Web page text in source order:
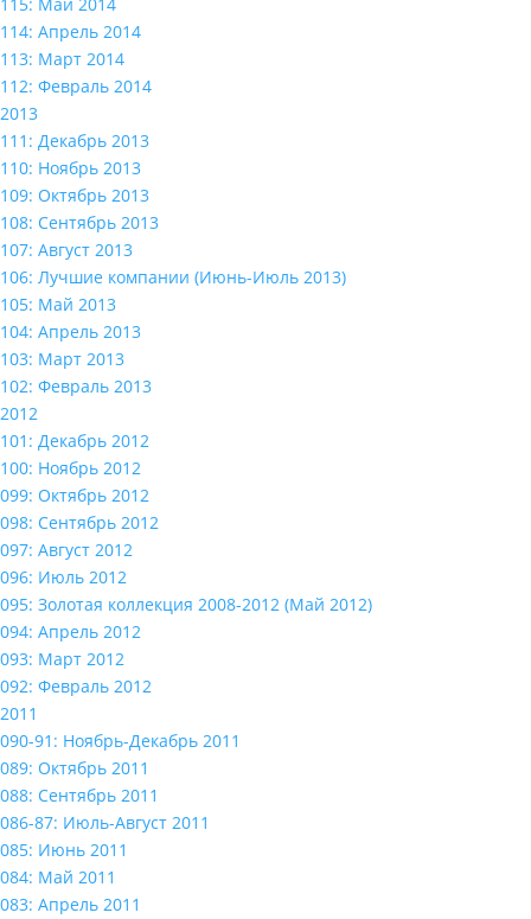
114: Апрель 2014
113: Март 2014
112: Февраль 2014
2013
111: Декабрь 2013
110: Ноябрь 2013
109: Октябрь 2013
108: Сентябрь 2013
107: Август 2013
106: Лучшие компании (Июнь-Июль 2013)
105: Май 2013
104: Апрель 2013
103: Март 2013
102: Февраль 2013
2012
101: Декабрь 2012
100: Ноябрь 2012
099: Октябрь 2012
098: Сентябрь 2012
097: Август 2012
096: Июль 2012
095: Золотая коллекция 2008-2012 (Май 2012)
094: Апрель 2012
093: Март 2012
092: Февраль 2012
2011
090-91: Ноябрь-Декабрь 2011
089: Октябрь 2011
088: Сентябрь 2011
086-87: Июль-Август 2011
085: Июнь 2011
084: Май 2011
083: Апрель 2011